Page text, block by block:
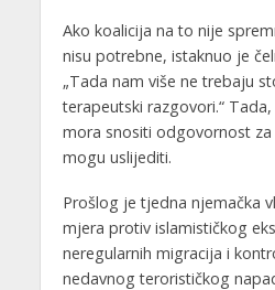
Ako koalicija na to nije
nisu potrebne, istaknuo je
„Tada nam više ne trebaju
terapeutski razgovori.“
mora snositi odgovornost
mogu uslijediti.
Prošlog je tjedna njemačka
mjera protiv islamističkog
neregularnih migracija i
nedavnog terorističkog